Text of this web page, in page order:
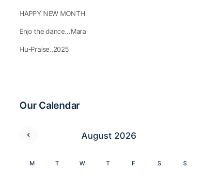
HAPPY NEW MONTH
Enjo the dance…Mara
Hu-Praise.,2025
Our Calendar
August 2026
M T W T F S S